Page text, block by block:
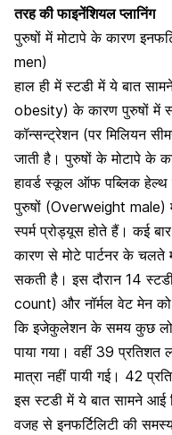
तरह की फाइनेंशियल प्लानिंग
पुरुषों में मोटापे के कारण
men)
हाल ही में स्टडी में ये बात
obesity) के कारण पुरुषों में
कॉन्सन्ट्रेशन (पर मिलियन
जाती है। पुरुषों के मोटापे के
हावर्ड स्कूल ऑफ पब्लिक
पुरुषों (Overweight male) में
स्पर्म प्रोड्यूस होते हैं। कई
कारण से मोटे पार्टनर के
सकती है। इस दौरान 14
count) और नॉर्मल वेट मेन को
कि इजेकुलेशन के समय कुछ
पाया गया। वहीं 39 प्रतिशत
मात्रा नहीं पायी गई। 42
इस स्टडी में ये बात सामने आई
वजह से इनफर्टिलिटी की